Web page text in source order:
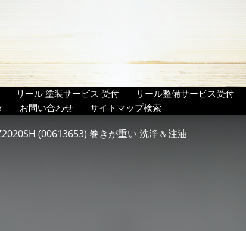
リール 塗装サービス 受付
リール整備サービス受付
お問い合わせ サイトマップ検索
(00613653) 巻きが重い 洗浄＆注油